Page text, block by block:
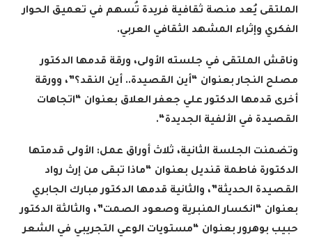
الملتقى يُعد منصة ثقافية فريدة تُسهم في تعميق الحوار
الفكري وإثراء المشهد الثقافي العربي.
وناقش الملتقى في جلسته الأولى، ورقة قدمها الدكتور
مصلح النجار بعنوان “أين القصيدة.. أين النقد؟”، وورقة
أخرى قدمها الدكتور علي جعفر العلاق بعنوان “اتجاهات
القصيدة في الألفية الجديدة“.
وتضمنت الجلسة الثانية، ثلاث أوراق عمل: الأولى قدمتها
الدكتورة فاطمة قنديل بعنوان “ماذا تبقى من إرث رواد
القصيدة الحديثة”، والثانية قدمها الدكتور مبارك الجابري
بعنوان “انكسار المنبرية وصعود الصمت”، والثالثة الدكتور
حبيب بوهرور بعنوان “مستويات الوعي التجريبي في الشعر